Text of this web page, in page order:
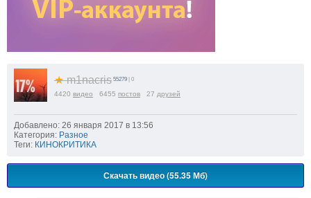
★m1nacris 55279 | 0
4420 видео 6455 постов 27 друзей
Добавлено: 26 января 2017 в 13:56
Категория: Разное
Теги: КИНОКРИТИКА
Скачать видео (55.35 Мб)